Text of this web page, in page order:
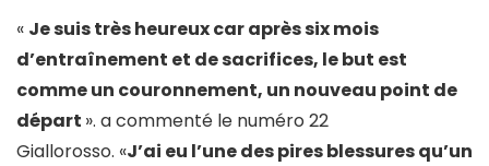
« Je suis très heureux car après six mois
d’entraînement et de sacrifices, le but est
comme un couronnement, un nouveau point de
départ ». a commenté le numéro 22
Giallorosso. «J’ai eu l’une des pires blessures qu’un